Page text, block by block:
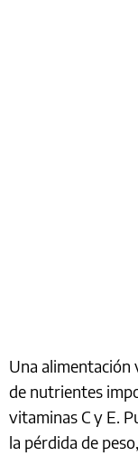
Una
de nutrientes
vitaminas C y E.
la pérdida de